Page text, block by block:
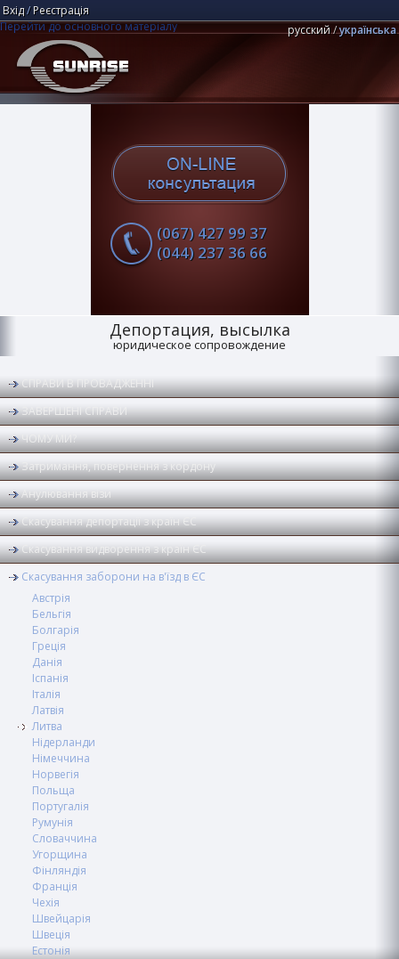
Перейти до основного матеріалу
Вхід/ Реєстрація
русский українська
Юридична компанія "Центр Санрайз"
(067) 427 99 37
(044) 237 36 66
Депортация, высылка
юридическое сопровождение
СПРАВИ В ПРОВАДЖЕННІ
ЗАВЕРШЕНІ СПРАВИ
ЧОМУ МИ?
Затримання, повернення з кордону
Анулювання візи
Скасування депортації з країн ЄС
Скасування видворення з країн ЄС
Скасування заборони на в'їзд в ЄС
Австрія
Бельгія
Болгарія
Греція
Данія
Іспанія
Італія
Латвія
Литва
Нідерланди
Німеччина
Норвегія
Польща
Португалія
Румунія
Словаччина
Угорщина
Фінляндія
Франція
Чехія
Швейцарія
Швеція
Естонія